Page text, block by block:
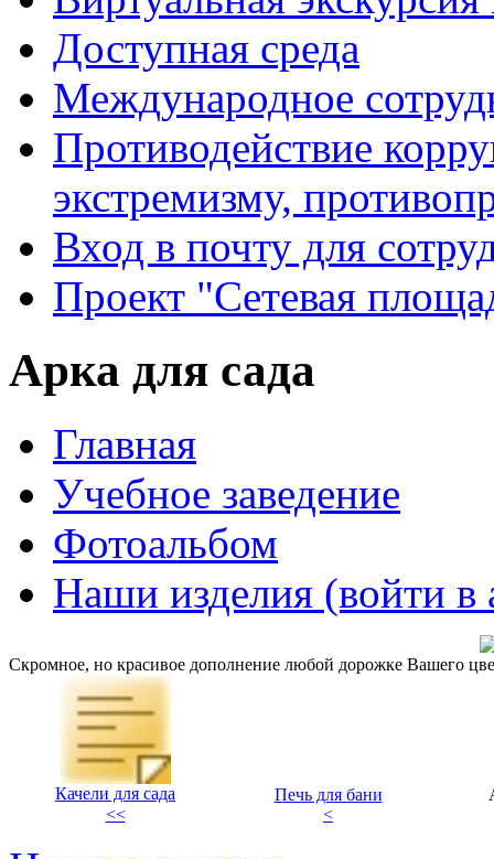
Доступная среда
Международное
Противодействие
экстремизму,
Вход в почту для
Проект "Сетевая
Арка для сада
Главная
Учебное заведение
Фотоальбом
Наши изделия (войти в
Скромное, но красивое дополнение любой дорожке Вашего
Качели для сада Печь для бани
<<
<